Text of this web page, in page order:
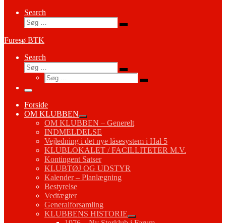
Search
Søg
Søg
Furesø BTK
Search
Søg
Søg
Søg
Søg
Menu
Forside
OM KLUBBEN
OM KLUBBEN – Generelt
INDMELDELSE
Vejledning i det nye låsesystem i Hal 5
KLUBLOKALET / FACILLITETER M.V.
Kontingent Satser
KLUBTØJ OG UDSTYR
Kalender – Planlægning
Bestyrelse
Vedtægter
Generalforsamling
KLUBBENS HISTORIE